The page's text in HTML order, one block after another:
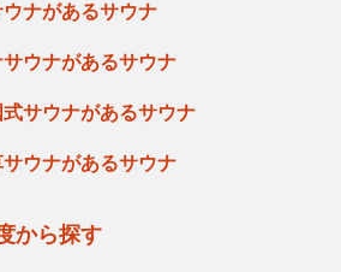
ナがあるサウナ
ウナがあるサウナ
サウナがあるサウナ
ウナがあるサウナ
から探す